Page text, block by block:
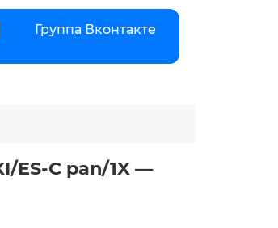
Группа Вконтакте
ES-C pan/1X —